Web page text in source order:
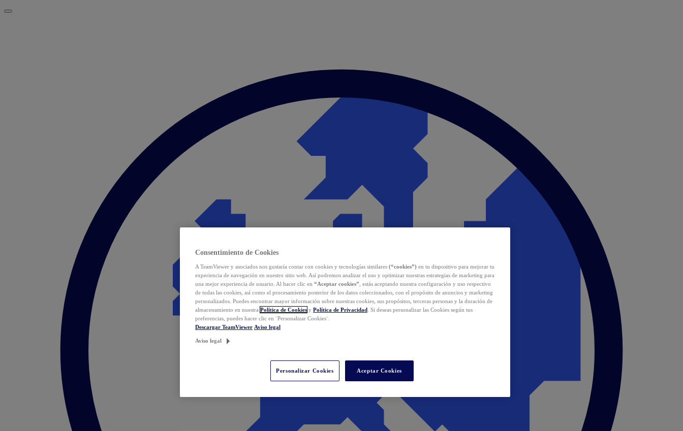
Consentimiento de Cookies
A TeamViewer y asociados nos gustaría contar con cookies y tecnologías similares (“cookies”) en tu dispositivo para mejorar tu
experiencia de navegación en nuestro sitio web. Así podremos analizar el uso y optimizar nuestras estrategias de marketing para
una mejor experiencia de usuario. Al hacer clic en “Aceptar cookies” , estás aceptando nuestra configuración y uso respectivo
de todas las cookies, así como el procesamiento posterior de los datos coleccionados, con el propósito de anuncios y marketing
personalizados. Puedes encontrar mayor información sobre nuestras cookies, sus propósitos, terceras personas y la duración de
almacenamiento en nuestra Política de Cookies y Política de Privacidad . Si deseas personalizar las Cookies según tus
preferencias, puedes hacer clic en ¨Personalizar Cookies¨.
Descargar TeamViewer Aviso legal
Aviso legal
Personalizar Cookies Aceptar Cookies